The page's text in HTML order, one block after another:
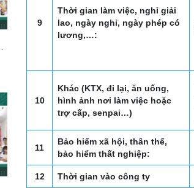
9
Thời gian làm việc, nghỉ giải
lao, ngày nghỉ, ngày phép có
lương,…:
10
Khác (KTX, đi lại, ăn uống,
hình ảnh nơi làm việc hoặc
trợ cấp, senpai…)
11
Bảo hiểm xã hội, thân thể,
bảo hiểm thất nghiệp:
12 Thời gian vào công ty